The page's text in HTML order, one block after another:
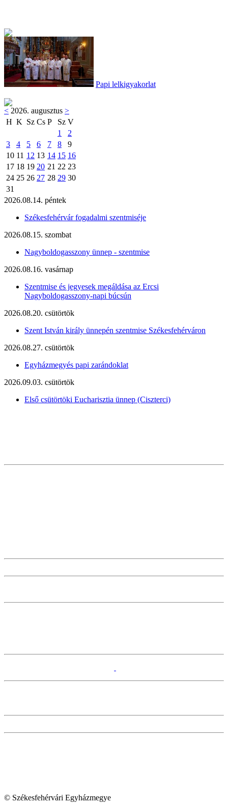
Papi lelkigyakorlat
< 2026. augusztus >
H K Sz Cs P Sz V
1
2
3
4 5 6 7 8
9
10 11 12 13 14 15 16
17 18 19 20 21 22 23
24 25 26 27 28 29 30
31
2026.08.14. péntek
Székesfehérvár fogadalmi szentmiséje
2026.08.15. szombat
Nagyboldogasszony ünnep - szentmise
2026.08.16. vasárnap
Szentmise és jegyesek megáldása az Ercsi
Nagyboldogasszony-napi búcsún
2026.08.20. csütörtök
Szent István király ünnepén szentmise Székesfehérváron
2026.08.27. csütörtök
Egyházmegyés papi zarándoklat
2026.09.03. csütörtök
Első csütörtöki Eucharisztia ünnep (Ciszterci)
© Székesfehérvári Egyházmegye